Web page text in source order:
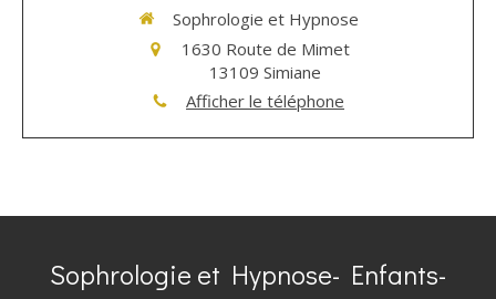
Sophrologie et Hypnose
1630 Route de Mimet
13109 Simiane
Afficher le téléphone
Sophrologie et Hypnose- Enfants-